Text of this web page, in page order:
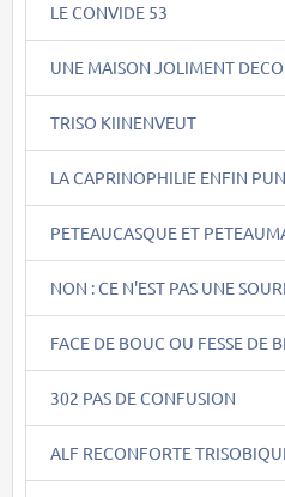
LE CONVIDE 53
UNE MAISON JOLIMENT
TRISO KIINENVEUT
LA CAPRINOPHILIE ENFIN
PETEAUCASQUE ET
NON : CE N'EST PAS UNE
FACE DE BOUC OU FESSE DE
302 PAS DE CONFUSION
ALF RECONFORTE